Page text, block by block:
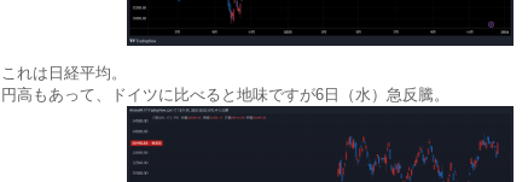
これは日経平均。
円高もあって、ドイツに比べると地味ですが6日（水）急反騰。